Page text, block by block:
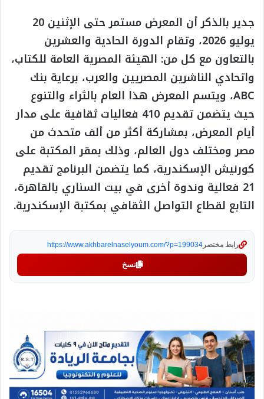
جدير بالذكر أن المعرض مستمر حتى الإثنين 20
يوليو 2026، وتقام الدورة الحادية والعشرين
بالتعاون مع كل من: الهيئة المصرية العامة للكتاب،
واتحادي الناشرين المصريين والعرب، برعاية بنك
ABC، ويتسم المعرض هذا العام بالثراء والتنوع
حيث يتضمن تقديم 410 فعاليات ثقافية على مدار
أيام المعرض، بمشاركة أكثر من ألف متحدث من
مصر ومختلف دول العالم، وذلك بمقر المكتبة على
كورنيش الإسكندرية، كما يتضمن البرنامج تقديم
21 فعالية وندوة أخرى في بيت السناري بالقاهرة،
التابع لقطاع التواصل الثقافي بمكتبة الإسكندرية.
رابط مختصر https://www.akhbarelnaselyoum.com/?p=199034
نسخ